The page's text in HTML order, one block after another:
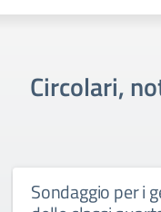
Circolari,
Sondaggio per i